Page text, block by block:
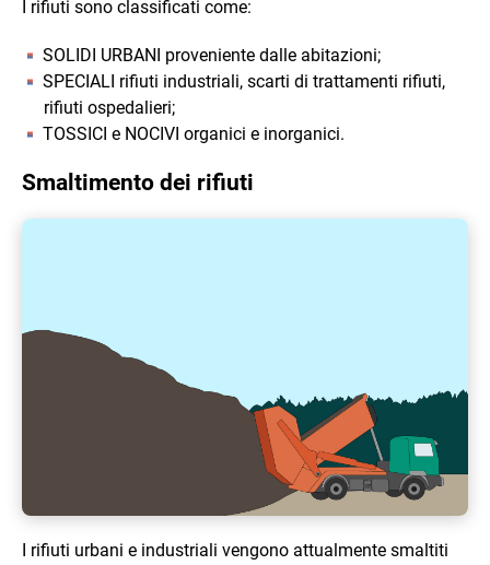
I rifiuti sono classificati come:
SOLIDI URBANI proveniente dalle abitazioni;
SPECIALI rifiuti industriali, scarti di trattamenti rifiuti,
rifiuti ospedalieri;
TOSSICI e NOCIVI organici e inorganici.
Smaltimento dei rifiuti
I rifiuti urbani e industriali vengono attualmente smaltiti